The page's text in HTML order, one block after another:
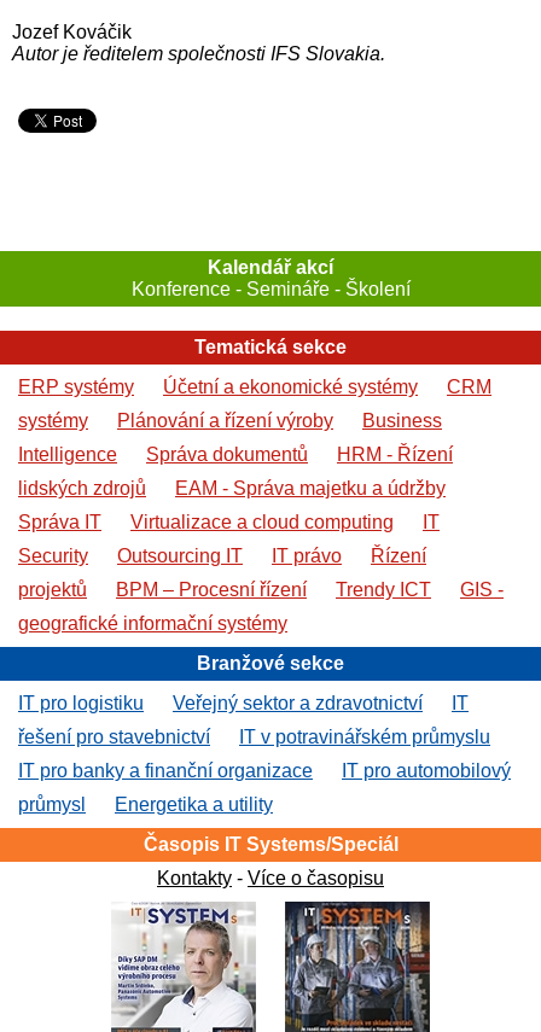
Jozef Kováčik
Autor je ředitelem společnosti IFS Slovakia.
Kalendář akcí
Konference - Semináře - Školení
Tematická sekce
ERP systémy
Účetní a ekonomické systémy
CRM
systémy
Plánování a řízení výroby
Business
Intelligence
Správa dokumentů
HRM - Řízení
lidských zdrojů
EAM - Správa majetku a údržby
Správa IT
Virtualizace a cloud computing
IT
Security
Outsourcing IT IT právo
Řízení
projektů
BPM – Procesní řízení Trendy ICT
GIS -
geografické informační systémy
Branžové sekce
IT pro logistiku
Veřejný sektor a zdravotnictví
IT
řešení pro stavebnictví
IT v potravinářském průmyslu
IT pro banky a finanční organizace
IT pro automobilový
průmysl
Energetika a utility
Časopis IT Systems/Speciál
Kontakty - Více o časopisu